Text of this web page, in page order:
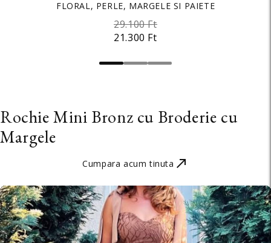
FLORAL, PERLE, MARGELE SI PAIETE
21.300 Ft
29.100 Ft
1.800 Ft
2.900 Ft
APRINS
1.500 Ft
2.900 Ft
Rochie Mini Bronz cu Broderie cu
Margele
Cumpara acum tinuta